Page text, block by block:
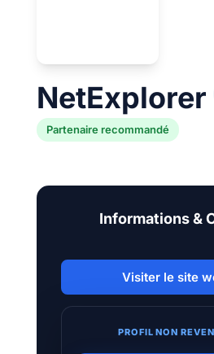
NetExplorer
Partenaire recommandé
Informations &
Visiter le site
PROFIL NON